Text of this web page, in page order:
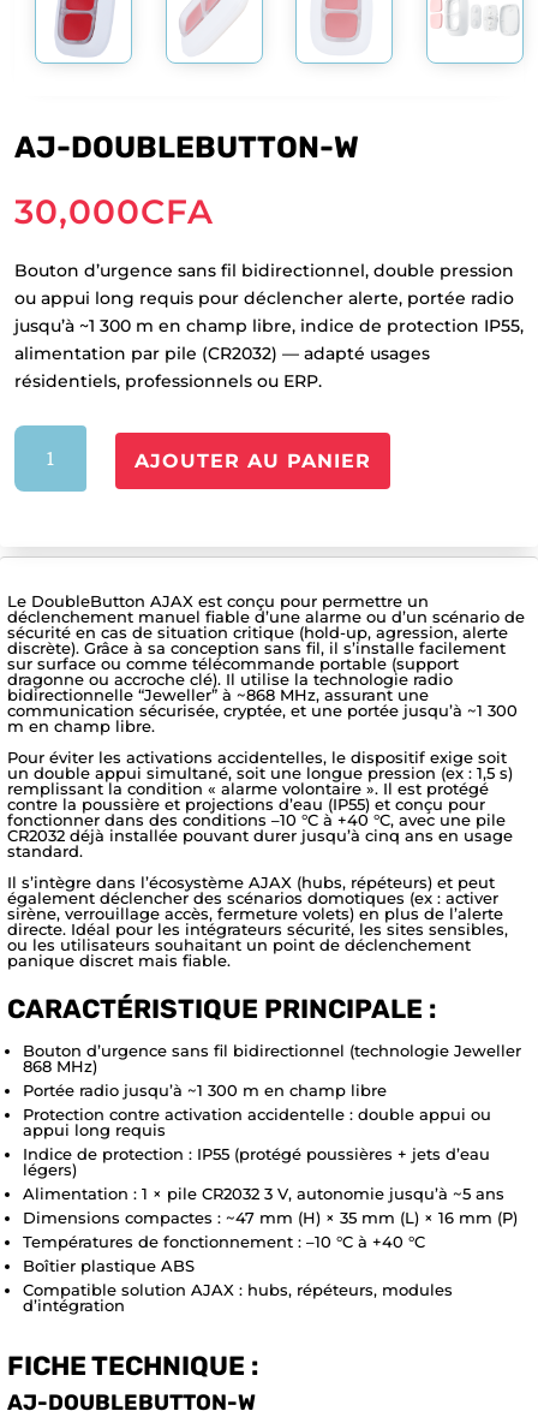
AJ-DOUBLEBUTTON-W
30,000CFA
Bouton d’urgence sans fil bidirectionnel, double pression
ou appui long requis pour déclencher alerte, portée radio
jusqu’à ~1 300 m en champ libre, indice de protection IP55,
alimentation par pile (CR2032) — adapté usages
résidentiels, professionnels ou ERP.
quantité
AJ-
W
AJOUTER AU PANIER
Le DoubleButton AJAX est conçu pour permettre un
déclenchement manuel fiable d’une alarme ou d’un scénario de
sécurité en cas de situation critique (hold-up, agression, alerte
discrète). Grâce à sa conception sans fil, il s’installe facilement
sur surface ou comme télécommande portable (support
dragonne ou accroche clé). Il utilise la technologie radio
bidirectionnelle “Jeweller” à ~868 MHz, assurant une
communication sécurisée, cryptée, et une portée jusqu’à ~1 300
m en champ libre.
Pour éviter les activations accidentelles, le dispositif exige soit
un double appui simultané, soit une longue pression (ex : 1,5 s)
remplissant la condition « alarme volontaire ». Il est protégé
contre la poussière et projections d’eau (IP55) et conçu pour
fonctionner dans des conditions –10 °C à +40 °C, avec une pile
CR2032 déjà installée pouvant durer jusqu’à cinq ans en usage
standard.
Il s’intègre dans l’écosystème AJAX (hubs, répéteurs) et peut
également déclencher des scénarios domotiques (ex : activer
sirène, verrouillage accès, fermeture volets) en plus de l’alerte
directe. Idéal pour les intégrateurs sécurité, les sites sensibles,
ou les utilisateurs souhaitant un point de déclenchement
panique discret mais fiable.
CARACTÉRISTIQUE PRINCIPALE :
Bouton d’urgence sans fil bidirectionnel (technologie Jeweller
868 MHz)
Portée radio jusqu’à ~1 300 m en champ libre
Protection contre activation accidentelle : double appui ou
appui long requis
Indice de protection : IP55 (protégé poussières + jets d’eau
légers)
Alimentation : 1 × pile CR2032 3 V, autonomie jusqu’à ~5 ans
Dimensions compactes : ~47 mm (H) × 35 mm (L) × 16 mm (P)
Températures de fonctionnement : –10 °C à +40 °C
Boîtier plastique ABS
Compatible solution AJAX : hubs, répéteurs, modules
d’intégration
FICHE TECHNIQUE :
AJ-DOUBLEBUTTON-W